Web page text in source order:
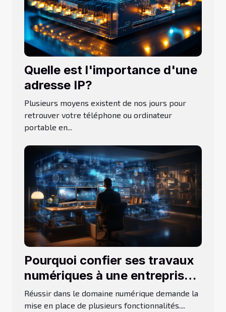
Quelle est l'importance d'une
adresse IP?
Plusieurs moyens existent de nos jours pour
retrouver votre téléphone ou ordinateur
portable en...
Pourquoi confier ses travaux
numériques à une entreprise
de développement
informatique ?
Réussir dans le domaine numérique demande la
mise en place de plusieurs fonctionnalités....